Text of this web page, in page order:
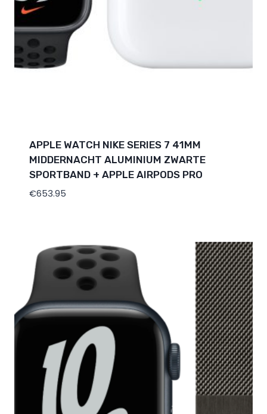
APPLE WATCH NIKE SERIES 7 41MM
MIDDERNACHT ALUMINIUM ZWARTE
SPORTBAND + APPLE AIRPODS PRO
€653.95